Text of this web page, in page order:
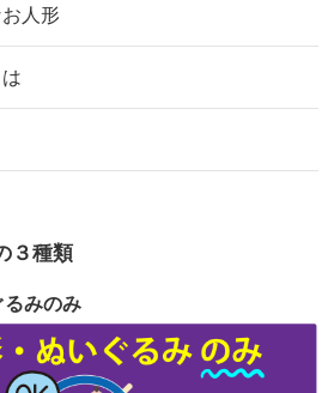
うね
をお道具も含め一式で引き取っ
ーネット検索でホームページを
令和6年6月21日(金)
令和6年3月22日(金)
令和5年11月09日(木)
令和5年9月21日(木)
令和5年8月1日(火)
人形
３種類
るみのみ